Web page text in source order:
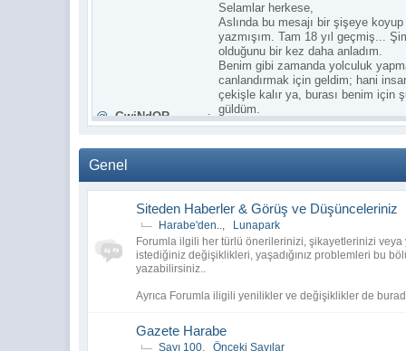
@ GwiNdOR :
Selamlar herkese,
Aslında bu mesajı bir şişeye
yazmışım. Tam 18 yıl geçmiş...
olduğunu bir kez daha anladım.
Benim gibi zamanda yolculuk
canlandırmak için geldim; hani
çekişle kalır ya, burası benim için
güldüm.
Özellikle mesaj kutuma girdiğimde
geliyordu. Şimdi ise sadece dijital
Eskilerden biri buralara uğrar mı,
Zaman akıp gitse de, paylaşılan o
Sevgiyle kalın.
@ Zanay : Harabe.Net`in saygı değer
_RomantizmA_
antiqa :
hayırlı işler bol güneşler.
redkitt
hala aktifiz
Genel
Siteden Haberler & Görüş ve Düşünceleriniz
Harabe'den..,
Lunapark
Forumla ilgili her türlü önerilerinizi, şikayetlerinizi veya
istediğiniz değişiklikleri, yaşadığınız problemleri bu
yazabilirsiniz..
Ayrıca Forumla iligili yenilikler ve değişiklikler de
Gazete Harabe
Sayı 100,
Önceki Sayılar